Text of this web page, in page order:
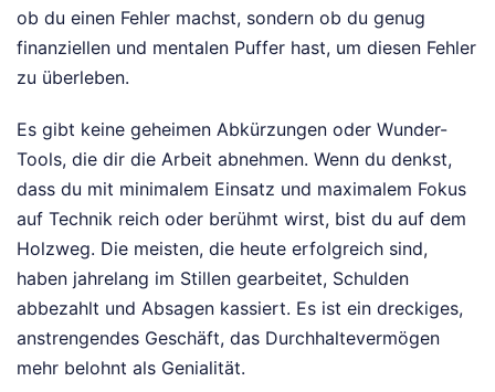
ob du einen Fehler machst, sondern ob du genug
finanziellen und mentalen Puffer hast, um diesen Fehler
zu überleben.
Es gibt keine geheimen Abkürzungen oder Wunder-
Tools, die dir die Arbeit abnehmen. Wenn du denkst,
dass du mit minimalem Einsatz und maximalem Fokus
auf Technik reich oder berühmt wirst, bist du auf dem
Holzweg. Die meisten, die heute erfolgreich sind,
haben jahrelang im Stillen gearbeitet, Schulden
abbezahlt und Absagen kassiert. Es ist ein dreckiges,
anstrengendes Geschäft, das Durchhaltevermögen
mehr belohnt als Genialität.